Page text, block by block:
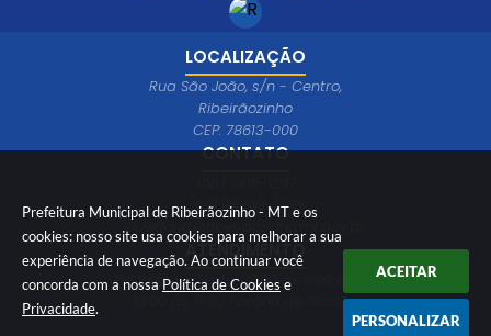
Prefeitura Municipal de Ribeirãozinho - MT e os
cookies: nosso site usa cookies para melhorar a sua
experiência de navegação. Ao continuar você
concorda com a nossa Política de Cookies e
Privacidade.
ACEITAR
PERSONALIZAR
LOCALIZAÇÃO
Rua São João, s/n - Centro,
Ribeirãozinho
CEP: 78613-000
CONTATO
(66) 99649-1746
ouvidoria@ribeiraozinho.mt.gov.br
ATENDIMENTO
Segunda à Sexta 08:00 às 11:00 e das
13:00 às 17:00 horário de Brasília